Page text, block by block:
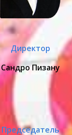
Директор
Сандро Пизану
Председатель